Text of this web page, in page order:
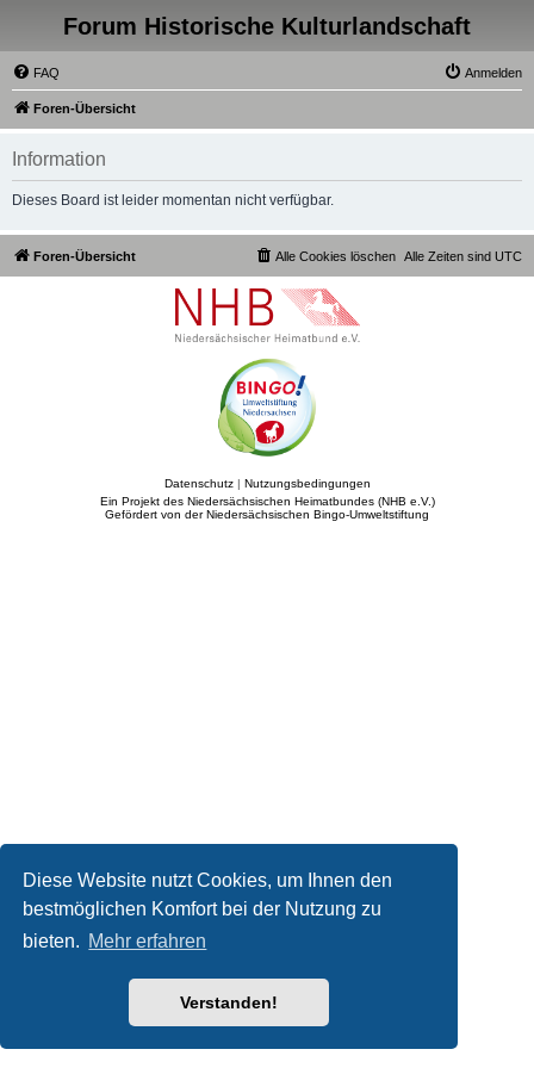
Diese Website nutzt Cookies, um Ihnen den
bestmöglichen Komfort bei der Nutzung zu
bieten. Mehr erfahren
Verstanden!
Forum Historische Kulturlandschaft
FAQ Anmelden
Foren-Übersicht
Information
Dieses Board ist leider momentan nicht verfügbar.
Foren-Übersicht Alle Zeiten sind UTC
Alle Cookies löschen
Datenschutz| Nutzungsbedingungen
Ein Projekt des Niedersächsischen Heimatbundes (NHB e.V.)
Gefördert von der Niedersächsischen Bingo-Umweltstiftung